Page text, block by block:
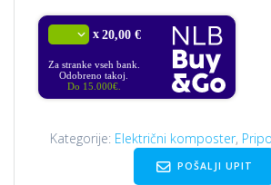
x 20,00 €
Za stranke vseh bank.
Odobreno takoj.
Do 15.000€.
Kategorije: Električni komposter,
POŠALJI UPIT